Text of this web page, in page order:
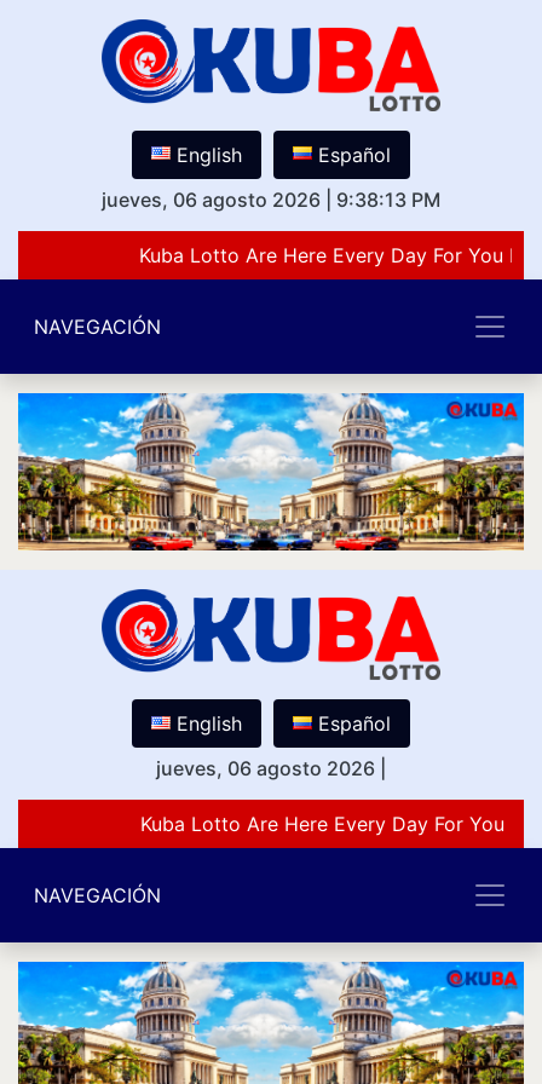
English
Español
jueves, 06 agosto 2026
9:38:13 PM
Kuba Lotto Are Here Every Day For You
NAVEGACIÓN
English
Español
jueves, 06 agosto 2026
Kuba Lotto Are Here Every Day For You
NAVEGACIÓN